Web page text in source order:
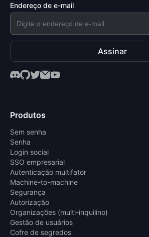
Endereço de e-mail
Assinar
Produtos
Sem senha
Senha
Login social
SSO empresarial
Autenticação multifator
Machine-to-machine
Segurança
Autorização
Organizações (multi-inquilino)
Gestão de usuários
Cofre de segredos